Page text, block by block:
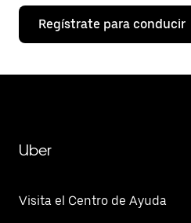
Regístrate para conducir
Uber
Visita el Centro de Ayuda